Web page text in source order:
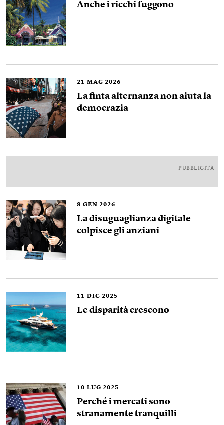
Anche i ricchi fuggono
21 MAG 2026
La finta alternanza non aiuta la
democrazia
PUBBLICITÀ
8 GEN 2026
La disuguaglianza digitale
colpisce gli anziani
11 DIC 2025
Le disparità crescono
10 LUG 2025
Perché i mercati sono
stranamente tranquilli